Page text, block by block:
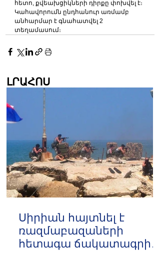
հետո, քվեախցիկների դիրքը փոխվել է։
Կահավորումն ընդհանուր առմամբ
անհարմար է գնահատվել 2
տեղամասում։
ԼՐԱՀՈՍ
Սիրիան հայտնել է
ռազմաբազաների
հետագա ճակատագրի